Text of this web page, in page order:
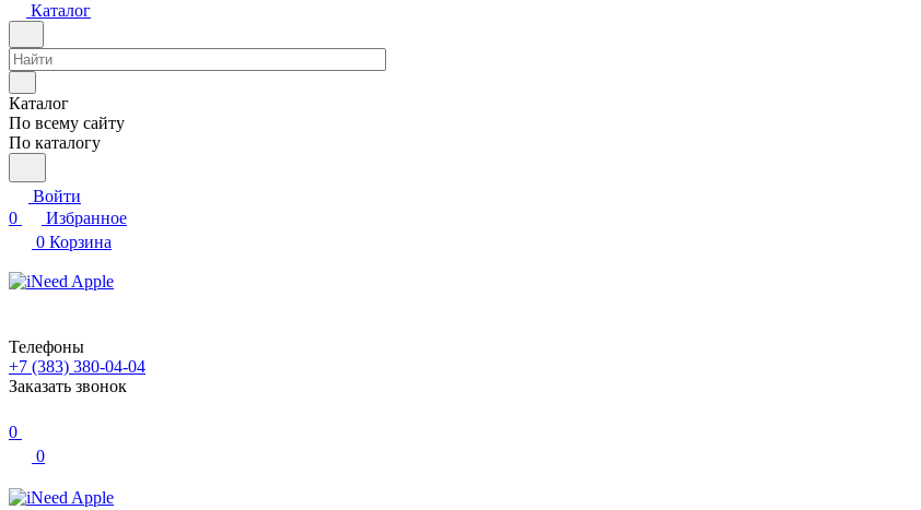
Каталог
Каталог
По всему сайту
По каталогу
Войти
0
Избранное
0 Корзина
Телефоны
+7 (383) 380-04-04
Заказать звонок
0
0